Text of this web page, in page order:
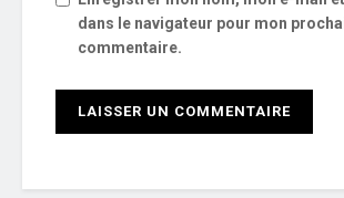
dans le navigateur pour mon
commentaire.